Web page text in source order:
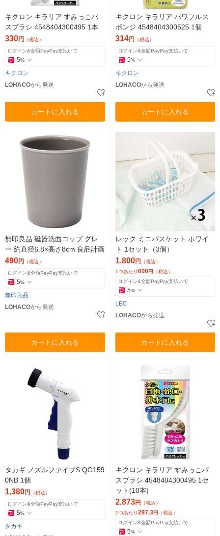
キクロン キラリア すみっこバ
スブラシ 4548404300495 1本
330円 （税込）
ログイン&全額PayPay支払いで
5%
キクロン
LOHACOから発送
カートに入れる
キクロン キラリア パワフルス
ポンジ 4548404300525 1個
314円 （税込）
ログイン&全額PayPay支払いで
5%
キクロン
LOHACOから発送
カートに入れる
無印良品 磁器洗面コップ グレ
ー 約直径6.8×高さ8cm 良品計画
490円 （税込）
ログイン&全額PayPay支払いで
5%
無印良品
LOHACOから発送
カートに入れる
レック ミニバスケット ホワイ
ト 1セット（3個）
1,800円
（税込）
1つあたり600円 （税込）
ログイン&全額PayPay支払いで
5%
LEC
LOHACOから発送
カートに入れる
タカギ ノズルファイブS QG159
0NB 1個
1,380円 （税込）
ログイン&全額PayPay支払いで
5%
タカギ
キクロン キラリア すみっこバ
スブラシ 4548404300495 1セ
ット(10本)
2,873円 （税込）
1つあたり287.3円 （税込）
ログイン&全額PayPay支払いで
5%